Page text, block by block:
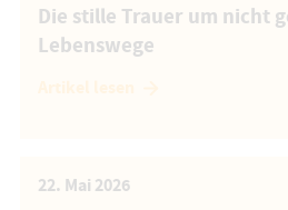
Die stille Trauer um nicht
Lebenswege
22. Mai 2026